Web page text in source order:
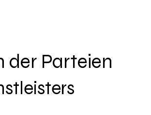
der Parteien